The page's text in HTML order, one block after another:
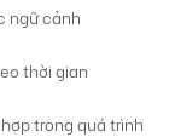
ngữ cảnh
thời gian
trong quá trình